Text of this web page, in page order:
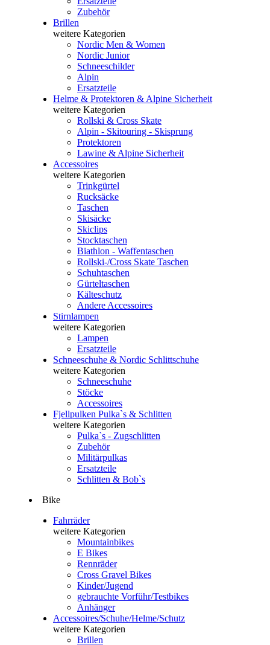
Zubehör
Brillen
weitere Kategorien
Nordic Men & Women
Nordic Junior
Schneeschilder
Alpin
Ersatzteile
Helme & Protektoren & Alpine Sicherheit
weitere Kategorien
Rollski & Cross Skate
Alpin - Skitouring - Skisprung
Protektoren
Lawine & Alpine Sicherheit
Accessoires
weitere Kategorien
Trinkgürtel
Rucksäcke
Taschen
Skisäcke
Skiclips
Stocktaschen
Biathlon - Waffentaschen
Rollski-/Cross Skate Taschen
Schuhtaschen
Gürteltaschen
Kälteschutz
Andere Accessoires
Stirnlampen
weitere Kategorien
Lampen
Ersatzteile
Schneeschuhe & Nordic Schlittschuhe
weitere Kategorien
Schneeschuhe
Stöcke
Accessoires
Fjellpulken Pulka`s & Schlitten
weitere Kategorien
Pulka`s - Zugschlitten
Zubehör
Militärpulkas
Ersatzteile
Schlitten & Bob`s
Bike
Fahrräder
weitere Kategorien
Mountainbikes
E Bikes
Rennräder
Cross Gravel Bikes
Kinder/Jugend
gebrauchte Vorführ/Testbikes
Anhänger
Accessoires/Schuhe/Helme/Schutz
weitere Kategorien
Brillen